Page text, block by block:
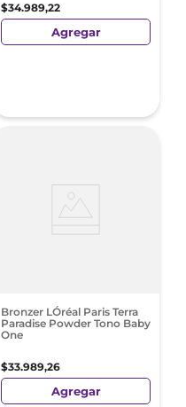
$34.989,22
Agregar
Bronzer LÓréal Paris Terra
Paradise Powder Tono Baby
One
$33.989,26
Agregar